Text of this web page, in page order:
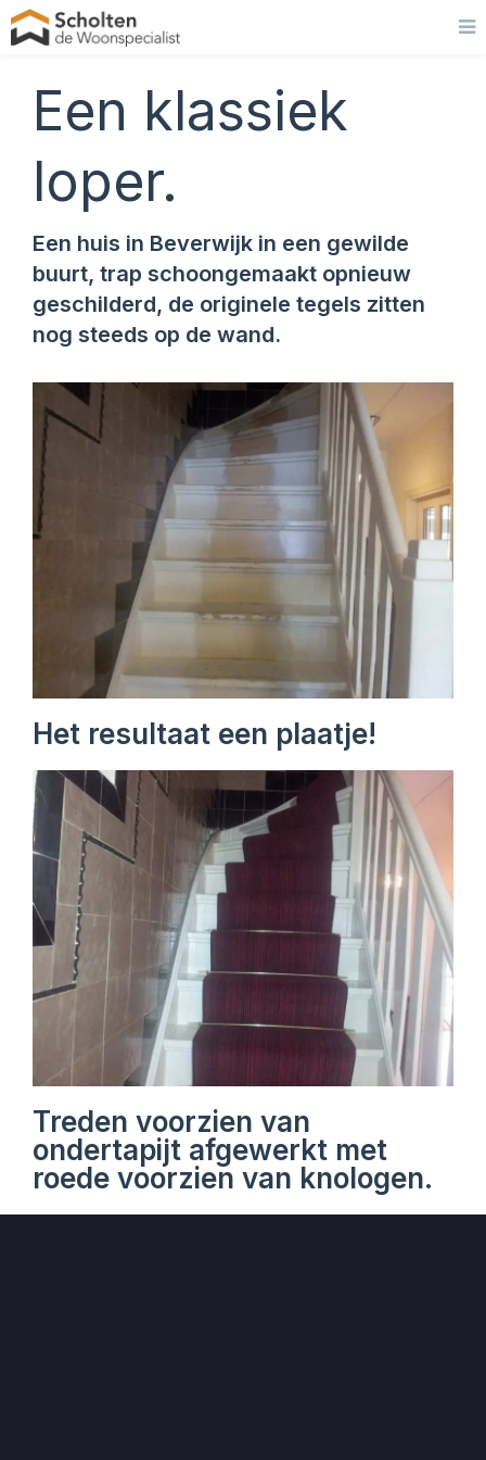
Een klassiek
loper.
Een huis in Beverwijk in een gewilde
buurt, trap schoongemaakt opnieuw
geschilderd, de originele tegels zitten
nog steeds op de wand.
Het resultaat een plaatje!
Treden voorzien van
ondertapijt afgewerkt met
roede voorzien van knologen.